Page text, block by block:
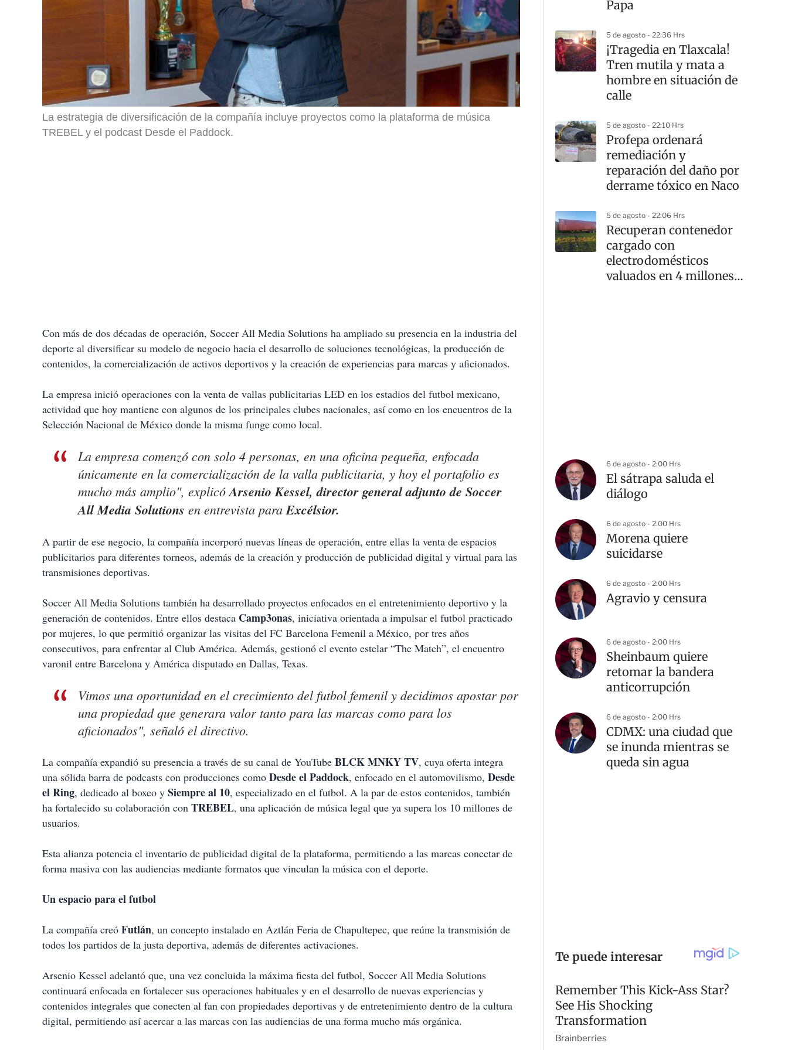
La estrategia de diversificación de la compañía incluye proyectos como la plataforma de música
TREBEL y el podcast Desde el Paddock.
Con más de dos décadas de operación, Soccer All Media Solutions ha ampliado su presencia en la industria del
deporte al diversificar su modelo de negocio hacia el desarrollo de soluciones tecnológicas, la producción de
contenidos, la comercialización de activos deportivos y la creación de experiencias para marcas y aficionados.
La empresa inició operaciones con la venta de vallas publicitarias LED en los estadios del futbol mexicano,
actividad que hoy mantiene con algunos de los principales clubes nacionales, así como en los encuentros de la
Selección Nacional de México donde la misma funge como local.
La empresa comenzó con solo 4 personas, en una oficina pequeña, enfocada
únicamente en la comercialización de la valla publicitaria, y hoy el portafolio es
mucho más amplio", explicóArsenio Kessel, director general adjunto de Soccer
All Media Solutions en entrevista paraExcélsior.
A partir de ese negocio, la compañía incorporó nuevas líneas de operación, entre ellas la venta de espacios
publicitarios para diferentes torneos, además de la creación y producción de publicidad digital y virtual para las
transmisiones deportivas.
Soccer All Media Solutions también ha desarrollado proyectos enfocados en el entretenimiento deportivo y la
generación de contenidos. Entre ellos destaca Camp3onas, iniciativa orientada a impulsar el futbol practicado
por mujeres, lo que permitió organizar las visitas del FC Barcelona Femenil a México, por tres años
consecutivos, para enfrentar al Club América. Además, gestionó el evento estelar “The Match”, el encuentro
varonil entre Barcelona y América disputado en Dallas, Texas.
Vimos una oportunidad en el crecimiento del futbol femenil y decidimos apostar por
una propiedad que generara valor tanto para las marcas como para los
aficionados", señaló el directivo.
La compañía expandió su presencia a través de su canal de YouTube BLCK MNKY TV, cuya oferta integra
una sólida barra de podcasts con producciones como Desde el Paddock, enfocado en el automovilismo, Desde
el Ring, dedicado al boxeo y Siempre al 10, especializado en el futbol. A la par de estos contenidos, también
ha fortalecido su colaboración con TREBEL, una aplicación de música legal que ya supera los 10 millones de
usuarios.
Esta alianza potencia el inventario de publicidad digital de la plataforma, permitiendo a las marcas conectar de
forma masiva con las audiencias mediante formatos que vinculan la música con el deporte.
Un espacio para el futbol
La compañía creó Futlán, un concepto instalado en Aztlán Feria de Chapultepec, que reúne la transmisión de
todos los partidos de la justa deportiva, además de diferentes activaciones.
Arsenio Kessel adelantó que, una vez concluida la máxima fiesta del futbol, Soccer All Media Solutions
continuará enfocada en fortalecer sus operaciones habituales y en el desarrollo de nuevas experiencias y
contenidos integrales que conecten al fan con propiedades deportivas y de entretenimiento dentro de la cultura
digital, permitiendo así acercar a las marcas con las audiencias de una forma mucho más orgánica.
Papa
5 de agosto - 22:36 Hrs
¡Tragedia en Tlaxcala!
Tren mutila y mata a
hombre en situación de
calle
5 de agosto - 22:10 Hrs
Profepa ordenará
remediación y
reparación del daño por
derrame tóxico en Naco
5 de agosto - 22:06 Hrs
Recuperan contenedor
cargado con
electrodomésticos
valuados en 4 millones
6 de agosto - 2:00 Hrs
El sátrapa saluda el
diálogo
6 de agosto - 2:00 Hrs
Morena quiere
suicidarse
6 de agosto - 2:00 Hrs
Agravio y censura
6 de agosto - 2:00 Hrs
Sheinbaum quiere
retomar la bandera
anticorrupción
6 de agosto - 2:00 Hrs
CDMX: una ciudad que
se inunda mientras se
queda sin agua